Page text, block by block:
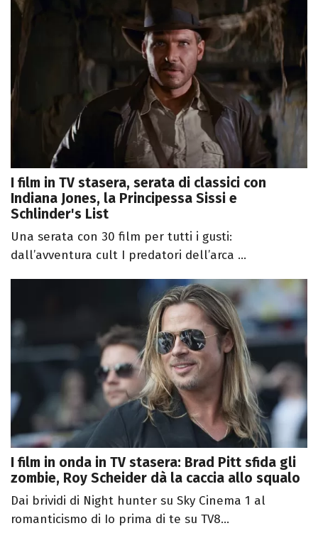
I film in TV stasera, serata di classici con
Indiana Jones, la Principessa Sissi e
Schlinder's List
Una serata con 30 film per tutti i gusti:
dall’avventura cult I predatori dell’arca ...
I film in onda in TV stasera: Brad Pitt sfida gli
zombie, Roy Scheider dà la caccia allo squalo
Dai brividi di Night hunter su Sky Cinema 1 al
romanticismo di Io prima di te su TV8...